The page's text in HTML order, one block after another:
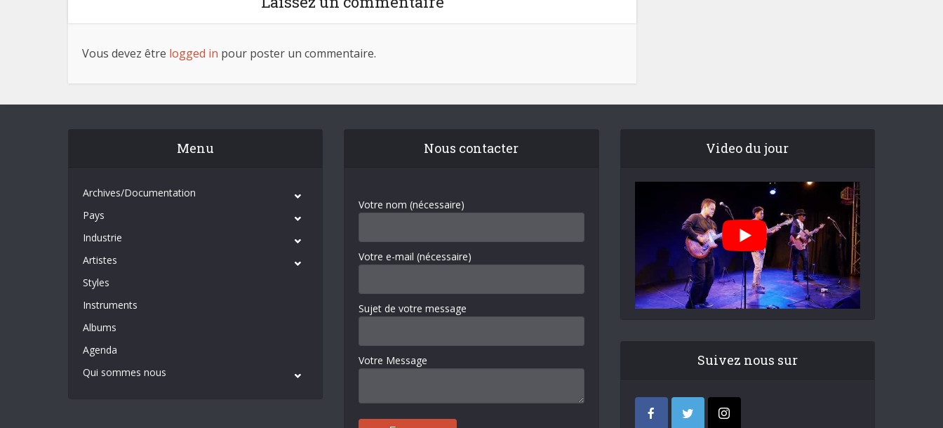
Vous devez être logged in pour poster un commentaire.
Menu
Archives/Documentation
Pays
Industrie
Artistes
Styles
Instruments
Albums
Agenda
Qui sommes nous
Nous contacter
Votre nom (nécessaire)
Votre e-mail (nécessaire)
Sujet de votre message
Votre Message
Video du jour
Suivez nous sur